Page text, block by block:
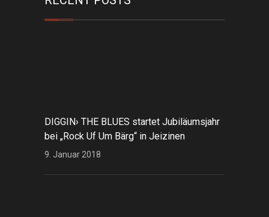
DIGGIN› THE BLUES startet Jubiläumsjahr
bei „Rock Uf Um Bärg“ in Jeizinen
9. Januar 2018